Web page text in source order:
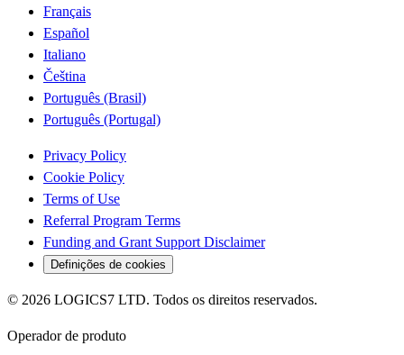
Français
Español
Italiano
Čeština
Português (Brasil)
Português (Portugal)
Privacy Policy
Cookie Policy
Terms of Use
Referral Program Terms
Funding and Grant Support Disclaimer
Definições de cookies
© 2026 LOGICS7 LTD. Todos os direitos reservados.
Operador de produto